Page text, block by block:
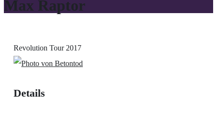
Max Raptor
Revolution Tour 2017
Details